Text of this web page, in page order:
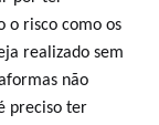
o risco como os
realizado sem
não
preciso ter